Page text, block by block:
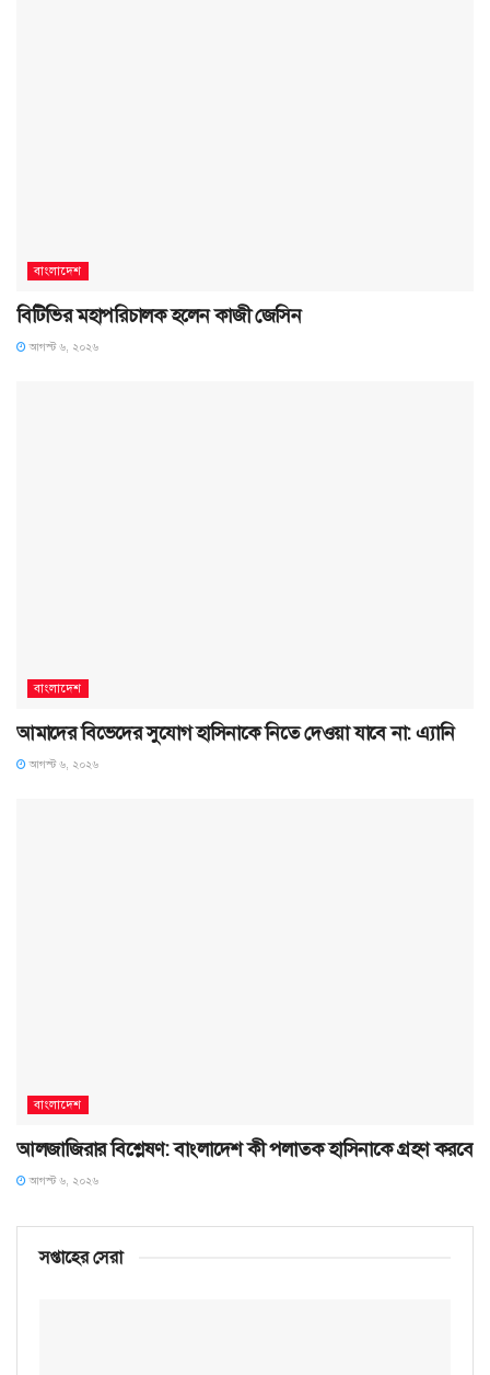
বাংলাদেশ
বিটিভির মহাপরিচালক হলেন কাজী জেসিন
আগস্ট ৬, ২০২৬
বাংলাদেশ
আমাদের বিভেদের সুযোগ হাসিনাকে নিতে দেওয়া যাবে না: এ্যানি
আগস্ট ৬, ২০২৬
বাংলাদেশ
আলজাজিরার বিশ্লেষণ: বাংলাদেশ কী পলাতক হাসিনাকে গ্রহণ করবে
আগস্ট ৬, ২০২৬
সপ্তাহের সেরা